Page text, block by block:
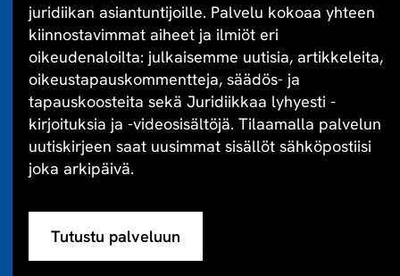
juridiikan asiantuntijoille. Palvelu kokoaa yhteen
kiinnostavimmat aiheet ja ilmiöt eri
oikeudenaloilta: julkaisemme uutisia, artikkeleita,
oikeustapauskommentteja, säädös- ja
tapauskoosteita sekä Juridiikkaa lyhyesti -
kirjoituksia ja -videosisältöjä. Tilaamalla palvelun
uutiskirjeen saat uusimmat sisällöt sähköpostiisi
joka arkipäivä.
Tutustu palveluun